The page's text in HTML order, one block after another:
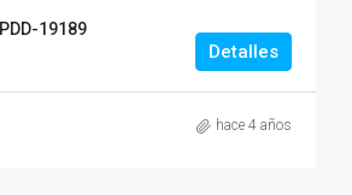
PDD-19189
Detalles
hace 4 años